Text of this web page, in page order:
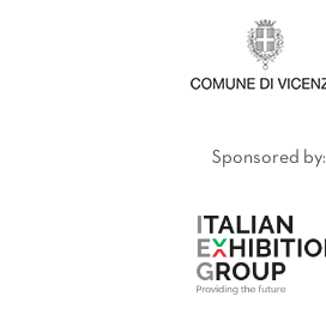
Sponsored by: